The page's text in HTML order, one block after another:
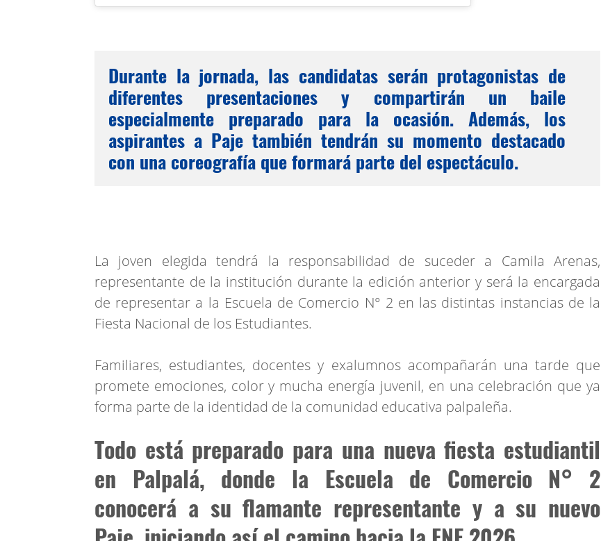
Durante la jornada, las candidatas serán protagonistas de
diferentes presentaciones y compartirán un baile
especialmente preparado para la ocasión. Además, los
aspirantes a Paje también tendrán su momento destacado
con una coreografía que formará parte del espectáculo.
La joven elegida tendrá la responsabilidad de suceder a Camila Arenas,
representante de la institución durante la edición anterior y será la encargada
de representar a la Escuela de Comercio N° 2 en las distintas instancias de la
Fiesta Nacional de los Estudiantes.
Familiares, estudiantes, docentes y exalumnos acompañarán una tarde que
promete emociones, color y mucha energía juvenil, en una celebración que ya
forma parte de la identidad de la comunidad educativa palpaleña.
Todo está preparado para una nueva fiesta estudiantil
en Palpalá, donde la Escuela de Comercio N° 2
conocerá a su flamante representante y a su nuevo